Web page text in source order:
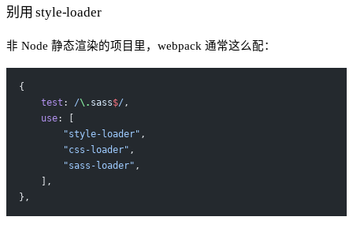
别用 style-loader
非 Node 静态渲染的项目里，webpack 通常这么配：
{
    test
: /\. sass$/ ,
    use
: [
        "style-loader"
,
        "css-loader"
,
        "sass-loader"
,
    ],
},